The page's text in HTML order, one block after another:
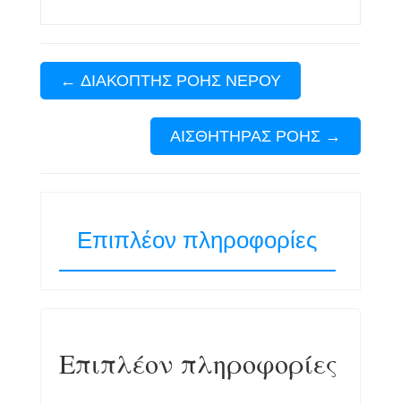
← ΔΙΑΚΟΠΤΗΣ ΡΟΗΣ ΝΕΡΟΥ
ΑΙΣΘΗΤΗΡΑΣ ΡΟΗΣ →
Επιπλέον πληροφορίες
Επιπλέον πληροφορίες